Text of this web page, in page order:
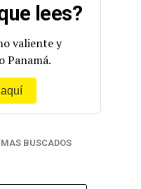
lees?
valiente y
Panamá.
MAS BUSCADOS